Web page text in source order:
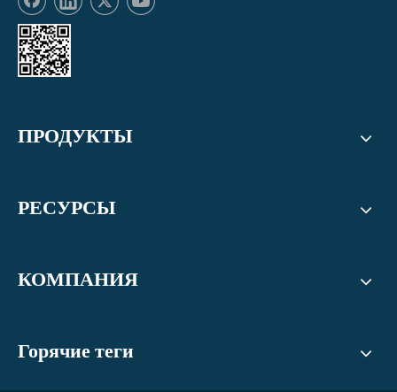
ПРОДУКТЫ
РЕСУРСЫ
КОМПАНИЯ
Горячие теги